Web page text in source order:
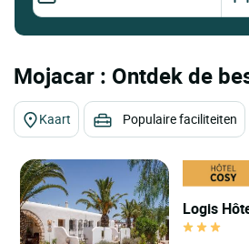
Mojacar : Ontdek de
Kaart Populaire faciliteiten
Logis